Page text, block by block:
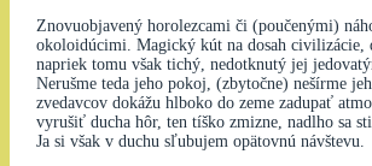
Znovuobjavený horolezcami či (poučenými)
okoloidúcimi. Magický kút na dosah civilizácie,
napriek tomu však tichý, nedotknutý jej
Nerušme teda jeho pokoj, (zbytočne) nešírme
zvedavcov dokážu hlboko do zeme zadupať
vyrušiť ducha hôr, ten tíško zmizne, nadlho sa
Ja si však v duchu sľubujem opätovnú návštevu.